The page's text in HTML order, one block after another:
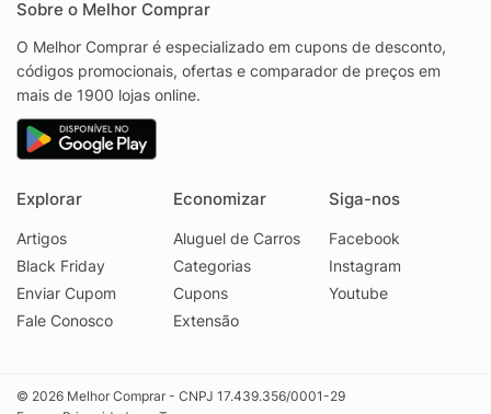
Sobre o Melhor Comprar
O Melhor Comprar é especializado em cupons de desconto,
códigos promocionais, ofertas e comparador de preços em
mais de 1900 lojas online.
Explorar
Artigos
Black Friday
Enviar Cupom
Fale Conosco
Economizar
Aluguel de Carros
Categorias
Cupons
Extensão
Siga-nos
Facebook
Instagram
Youtube
© 2026 Melhor Comprar - CNPJ 17.439.356/0001-29